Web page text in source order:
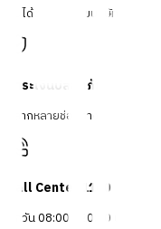
คืนได้ตามเงื่อนไขบริษัท
ชำระเงินปลอดภัย
หลากหลายช่องทาง
Call Center 1160
ทุกวัน 08:00 - 20:00 น.